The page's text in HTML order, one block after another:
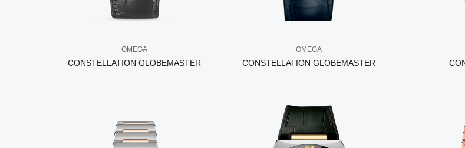
OMEGA
CONSTELLATION GLOBEMASTER
OMEGA
CONSTELLATION GLOBEMASTER